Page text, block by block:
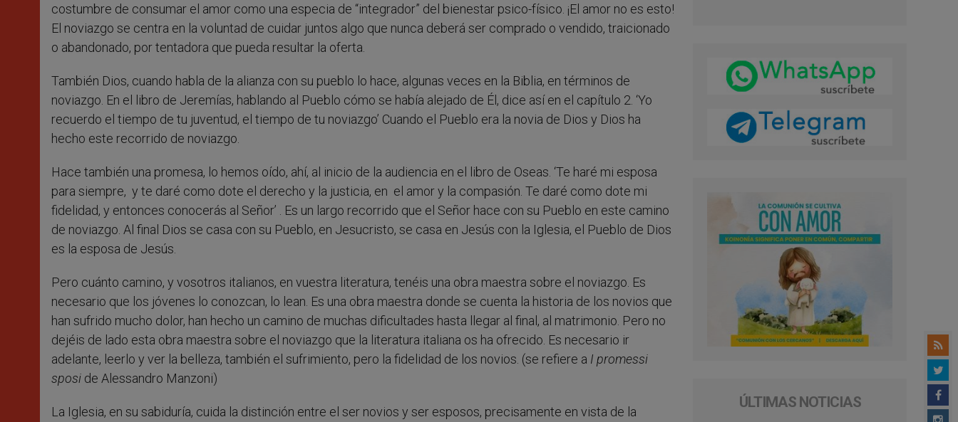
costumbre de consumar el amor como una especia de “integrador” del bienestar psico-físico. ¡El amor no es esto!
El noviazgo se centra en la voluntad de cuidar juntos algo que nunca deberá ser comprado o vendido, traicionado
o abandonado, por tentadora que pueda resultar la oferta.
También Dios, cuando habla de la alianza con su pueblo lo hace, algunas veces en la Biblia, en términos de
noviazgo. En el libro de Jeremías, hablando al Pueblo cómo se había alejado de Él, dice así en el capítulo 2. ‘Yo
recuerdo el tiempo de tu juventud, el tiempo de tu noviazgo’ Cuando el Pueblo era la novia de Dios y Dios ha
hecho este recorrido de noviazgo.
Hace también una promesa, lo hemos oído, ahí, al inicio de la audiencia en el libro de Oseas. ‘Te haré mi esposa
para siempre, y te daré como dote el derecho y la justicia, en el amor y la compasión. Te daré como dote mi
fidelidad, y entonces conocerás al Señor’ . Es un largo recorrido que el Señor hace con su Pueblo en este camino
de noviazgo. Al final Dios se casa con su Pueblo, en Jesucristo, se casa en Jesús con la Iglesia, el Pueblo de Dios
es la esposa de Jesús.
Pero cuánto camino, y vosotros italianos, en vuestra literatura, tenéis una obra maestra sobre el noviazgo. Es
necesario que los jóvenes lo conozcan, lo lean. Es una obra maestra donde se cuenta la historia de los novios que
han sufrido mucho dolor, han hecho un camino de muchas dificultades hasta llegar al final, al matrimonio. Pero no
dejéis de lado esta obra maestra sobre el noviazgo que la literatura italiana os ha ofrecido. Es necesario ir
adelante, leerlo y ver la belleza, también el sufrimiento, pero la fidelidad de los novios. (se refiere a I promessi
sposi de Alessandro Manzoni)
La Iglesia, en su sabiduría, cuida la distinción entre el ser novios y ser esposos, precisamente en vista de la
ÚLTIMAS NOTICIAS